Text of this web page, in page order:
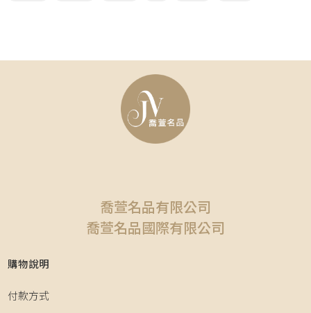
喬萱名品有限公司
喬萱名品國際有限公司
購物說明
付款方式